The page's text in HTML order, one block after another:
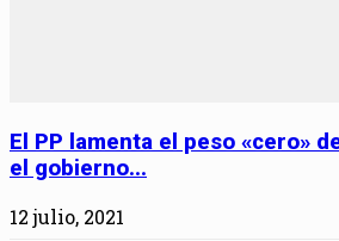
El PP lamenta el peso «cero»
el gobierno...
12 julio, 2021